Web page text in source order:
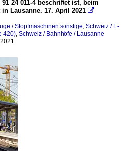
24 011-4 beschriftet ist, beim
Lausanne. 17. April 2021 
/ Stopfmaschinen sonstige Schweiz / E-
420) Schweiz / Bahnhöfe / Lausanne